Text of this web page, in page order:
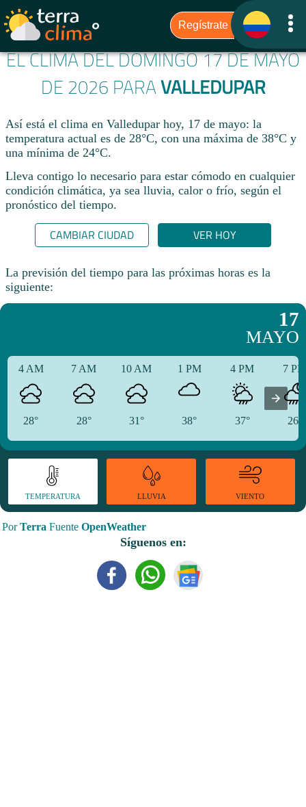
EL CLIMA DEL DOMINGO 17 DE MAYO
DE 2026 PARAVALLEDUPAR
Así está el clima en Valledupar hoy, 17 de mayo: la
temperatura actual es de 28°C, con una máxima de 38°C y
una mínima de 24°C.
Lleva contigo lo necesario para estar cómodo en cualquier
condición climática, ya sea lluvia, calor o frío, según el
pronóstico del tiempo.
CAMBIAR CIUDAD VER HOY
La previsión del tiempo para las próximas horas es la
siguiente:
17
MAYO
4 AM
28°
7 AM
28°
10 AM
31°
1 PM
38°
4 PM
37°
7
26°
TEMPERATURA LLUVIA VIENTO
PorTerra Fuente OpenWeather
Síguenos en: